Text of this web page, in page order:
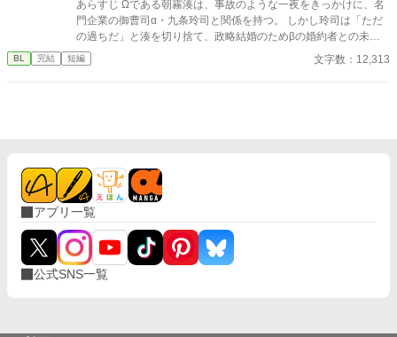
あらすじ Ωである朝霧湊は、事故のような一夜をきっかけに、名
門企業の御曹司α・九条玲司と関係を持つ。 しかし玲司は「ただ
の過ちだ」と湊を切り捨て、政略結婚のためβの婚約者との未来
を選んだ。 深く傷ついた湊は、彼の前から姿を消す。 数か月後―
―。 湊の身体は、これまで誰も知らなかった希少な『遅咲きΩ』
速する、すれ違いオメガバースBL。
BL 完結 短編 文字数：12,313
アプリ一覧
公式SNS一覧